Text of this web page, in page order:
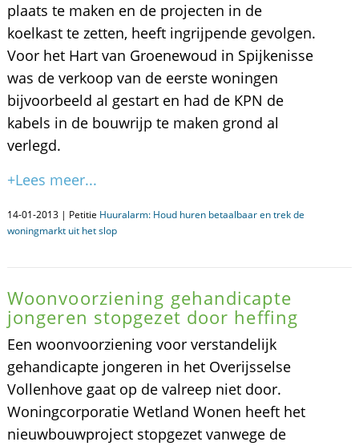
plaats te maken en de projecten in de
koelkast te zetten, heeft ingrijpende gevolgen.
Voor het Hart van Groenewoud in Spijkenisse
was de verkoop van de eerste woningen
bijvoorbeeld al gestart en had de KPN de
kabels in de bouwrijp te maken grond al
verlegd.
+Lees meer...
14-01-2013 | Petitie Huuralarm: Houd huren betaalbaar en trek de
woningmarkt uit het slop
Woonvoorziening gehandicapte
jongeren stopgezet door heffing
Een woonvoorziening voor verstandelijk
gehandicapte jongeren in het Overijsselse
Vollenhove gaat op de valreep niet door.
Woningcorporatie Wetland Wonen heeft het
nieuwbouwproject stopgezet vanwege de